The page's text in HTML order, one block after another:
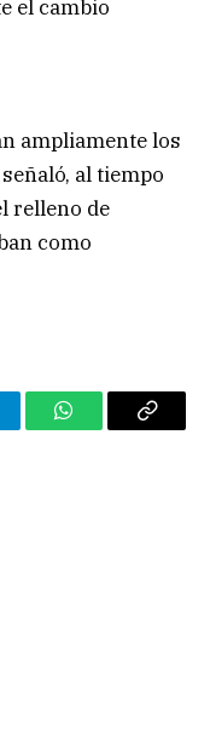
el cambio
ampliamente los
al tiempo
relleno de
como
WhatsAppCopy